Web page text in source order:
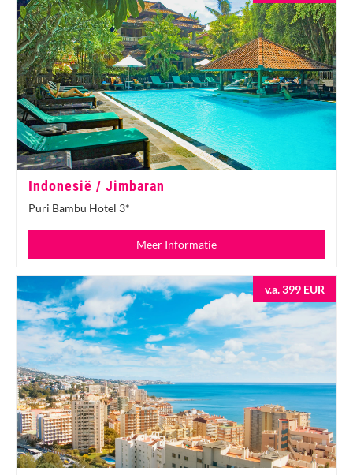
Indonesië / Jimbaran
Puri Bambu Hotel 3*
Meer Informatie
v.a. 399 EUR